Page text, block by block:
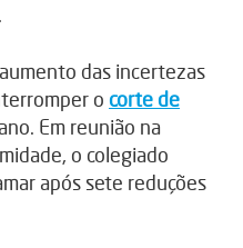
das incertezas
o corte de
Em reunião na
o colegiado
após sete reduções